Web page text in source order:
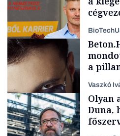
Politika
Content Lab HUB
a
Vaszkó
Olyan
Duna,